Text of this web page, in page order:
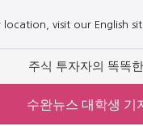
visit our English
주식 투자자의 똑똑
수완뉴스 대학생 기